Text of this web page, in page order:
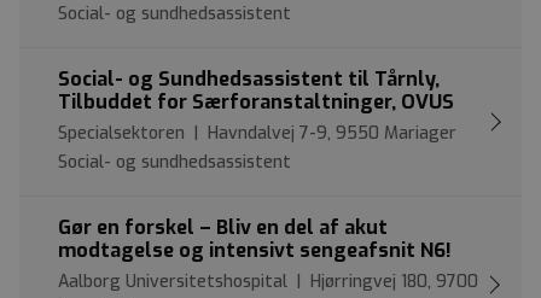
Social- og sundhedsassistent
Social- og Sundhedsassistent til Tårnly,
Tilbuddet for Særforanstaltninger, OVUS
Specialsektoren | Havndalvej 7-9, 9550 Mariager
Social- og sundhedsassistent
Gør en forskel – Bliv en del af akut
modtagelse og intensivt sengeafsnit N6!
Aalborg Universitetshospital | Hjørringvej 180, 9700